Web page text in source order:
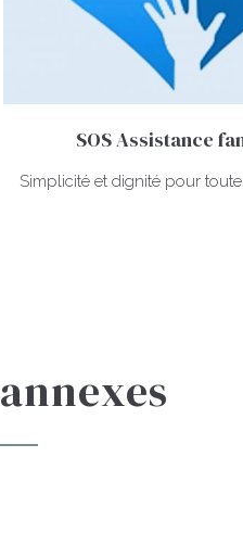
SOS Assistance
Simplicité et dignité pour